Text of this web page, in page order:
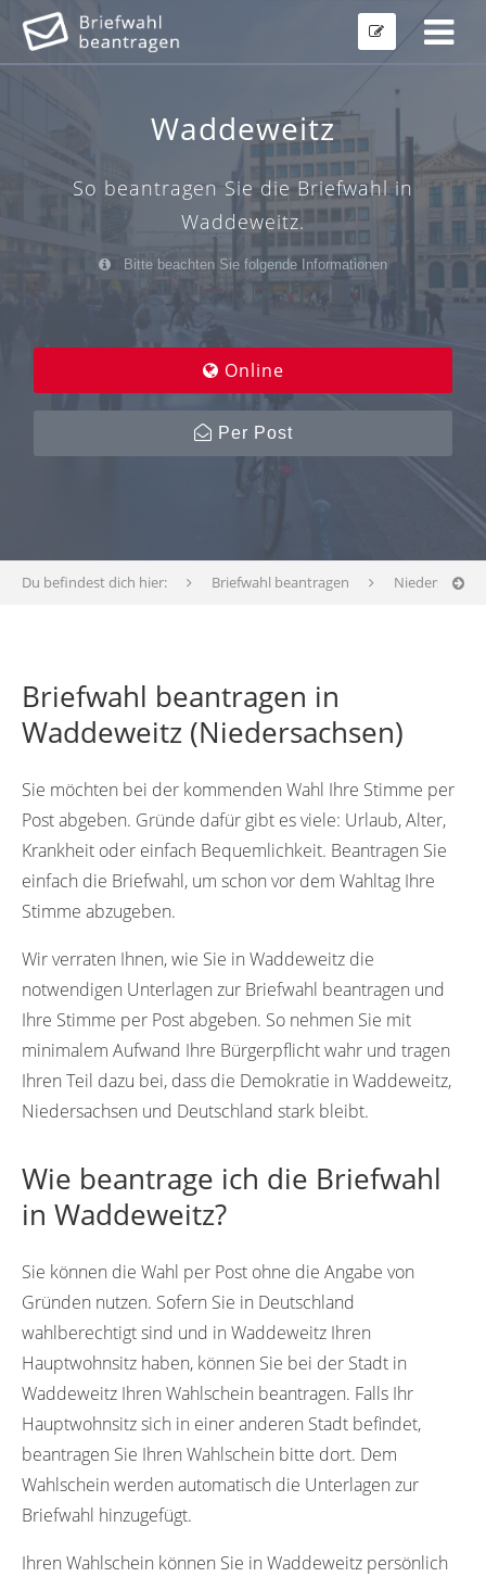
Waddeweitz
So beantragen Sie die Briefwahl in
Waddeweitz.
Bitte beachten Sie folgende Informationen
Online
Per Post
Du befindest dich hier: Briefwahl beantragen
Briefwahl beantragen in
Waddeweitz (Niedersachsen)
Sie möchten bei der kommenden Wahl Ihre Stimme per
Post abgeben. Gründe dafür gibt es viele: Urlaub, Alter,
Krankheit oder einfach Bequemlichkeit. Beantragen Sie
einfach die Briefwahl, um schon vor dem Wahltag Ihre
Stimme abzugeben.
Wir verraten Ihnen, wie Sie in Waddeweitz die
notwendigen Unterlagen zur Briefwahl beantragen und
Ihre Stimme per Post abgeben. So nehmen Sie mit
minimalem Aufwand Ihre Bürgerpflicht wahr und tragen
Ihren Teil dazu bei, dass die Demokratie in Waddeweitz,
Niedersachsen und Deutschland stark bleibt.
Wie beantrage ich die Briefwahl
in Waddeweitz?
Sie können die Wahl per Post ohne die Angabe von
Gründen nutzen. Sofern Sie in Deutschland
wahlberechtigt sind und in Waddeweitz Ihren
Hauptwohnsitz haben, können Sie bei der Stadt in
Waddeweitz Ihren Wahlschein beantragen. Falls Ihr
Hauptwohnsitz sich in einer anderen Stadt befindet,
beantragen Sie Ihren Wahlschein bitte dort. Dem
Wahlschein werden automatisch die Unterlagen zur
Briefwahl hinzugefügt.
Ihren Wahlschein können Sie in Waddeweitz persönlich